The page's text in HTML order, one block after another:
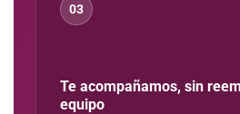
03
Te acompañamos, sin
equipo